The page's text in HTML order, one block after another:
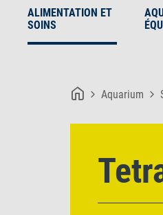
ALIMENTATION ET
SOINS
Aquarium